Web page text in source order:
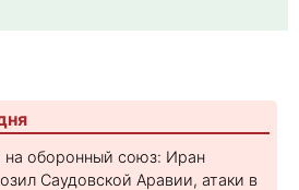
на оборонный союз: Иран
Саудовской Аравии, атаки в